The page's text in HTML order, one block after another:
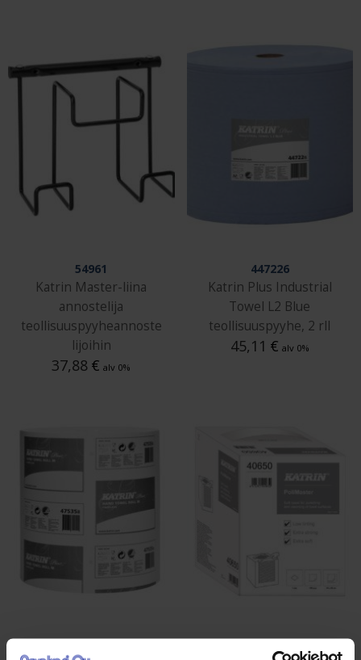
54961
Katrin Master-liina
annostelija
teollisuuspyyheannoste
lijoihin
37,88 € alv 0%
447226
Katrin Plus Industrial
Towel L2 Blue
teollisuuspyyhe, 2 rll
45,11 € alv 0%
475355 40650